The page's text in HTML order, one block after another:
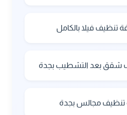
تنظيف فيلا بالكامل
شقق بعد التشطيب بجدة
مجالس بجدة